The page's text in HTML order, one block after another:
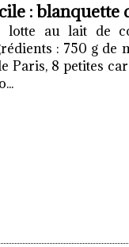
: blanquette
lotte au lait de
: 750 g de
Paris, 8 petites